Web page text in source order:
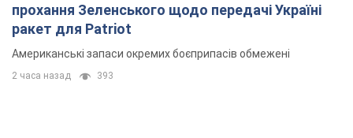
прохання Зеленського щодо передачі Україні
ракет для Patriot
Американські запаси окремих боєприпасів обмежені
2 часа назад 393